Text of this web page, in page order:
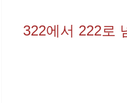
322에서 222로